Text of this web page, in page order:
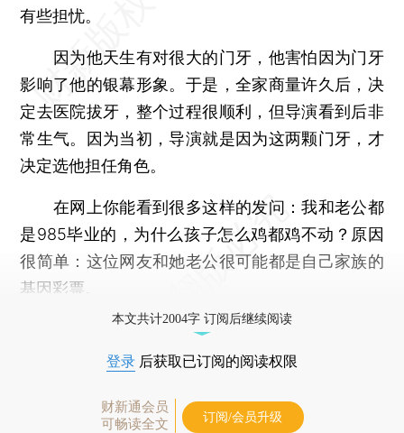
有些担忧。
因为他天生有对很大的门牙，他害怕因为门牙
影响了他的银幕形象。于是，全家商量许久后，决
定去医院拔牙，整个过程很顺利，但导演看到后非
常生气。因为当初，导演就是因为这两颗门牙，才
决定选他担任角色。
在网上你能看到很多这样的发问：我和老公都
是985毕业的，为什么孩子怎么鸡都鸡不动？原因
很简单：这位网友和她老公很可能都是自己家族的
基因彩票。
本文共计2004字 订阅后继续阅读
登录 后获取已订阅的阅读权限
财新通会员
可畅读全文
订阅/会员升级